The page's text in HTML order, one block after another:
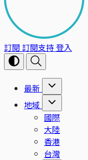
訂閱 訂閱支持登入
最新
地域
國際
大陸
香港
台灣